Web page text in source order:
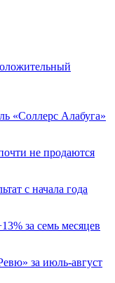
«Соллерс Алабуга»
не продаются
с начала года
за семь месяцев
за июль-август